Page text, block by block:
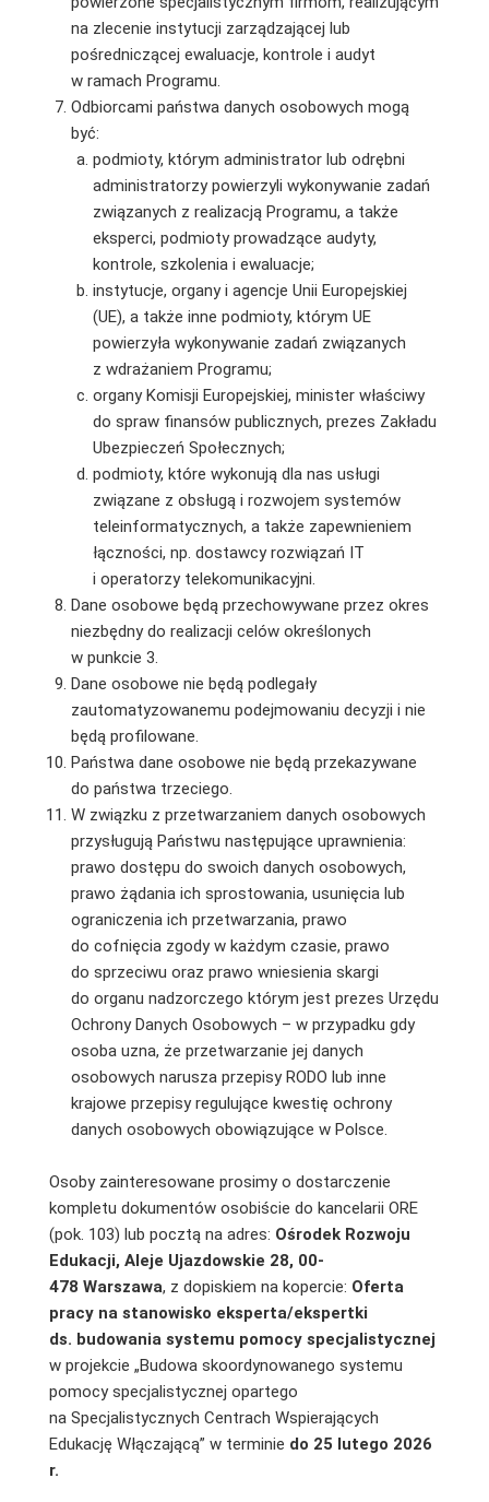
na zlecenie instytucji zarządzającej lub
pośredniczącej ewaluacje, kontrole i audyt
w ramach Programu.
Odbiorcami państwa danych osobowych mogą
być:
podmioty, którym administrator lub odrębni
administratorzy powierzyli wykonywanie zadań
związanych z realizacją Programu, a także
eksperci, podmioty prowadzące audyty,
kontrole, szkolenia i ewaluacje;
instytucje, organy i agencje Unii Europejskiej
(UE), a także inne podmioty, którym UE
powierzyła wykonywanie zadań związanych
z wdrażaniem Programu;
organy Komisji Europejskiej, minister właściwy
do spraw finansów publicznych, prezes Zakładu
Ubezpieczeń Społecznych;
podmioty, które wykonują dla nas usługi
związane z obsługą i rozwojem systemów
teleinformatycznych, a także zapewnieniem
łączności, np. dostawcy rozwiązań IT
i operatorzy telekomunikacyjni.
Dane osobowe będą przechowywane przez okres
niezbędny do realizacji celów określonych
w punkcie 3.
Dane osobowe nie będą podlegały
zautomatyzowanemu podejmowaniu decyzji i nie
będą profilowane.
Państwa dane osobowe nie będą przekazywane
do państwa trzeciego.
W związku z przetwarzaniem danych osobowych
przysługują Państwu następujące uprawnienia:
prawo dostępu do swoich danych osobowych,
prawo żądania ich sprostowania, usunięcia lub
ograniczenia ich przetwarzania, prawo
do cofnięcia zgody w każdym czasie, prawo
do sprzeciwu oraz prawo wniesienia skargi
do organu nadzorczego którym jest prezes Urzędu
Ochrony Danych Osobowych – w przypadku gdy
osoba uzna, że przetwarzanie jej danych
osobowych narusza przepisy RODO lub inne
krajowe przepisy regulujące kwestię ochrony
danych osobowych obowiązujące w Polsce.
Osoby zainteresowane prosimy o dostarczenie
kompletu dokumentów osobiście do kancelarii ORE
(pok. 103) lub pocztą na adres: Ośrodek Rozwoju
Edukacji, Aleje Ujazdowskie 28, 00-
478 Warszawa, z dopiskiem na kopercie: Oferta
pracy na stanowisko eksperta/ekspertki
ds. budowania systemu pomocy specjalistycznej
w projekcie „Budowa skoordynowanego systemu
pomocy specjalistycznej opartego
na Specjalistycznych Centrach Wspierających
Edukację Włączającą” w terminie do 25 lutego 2026
r.